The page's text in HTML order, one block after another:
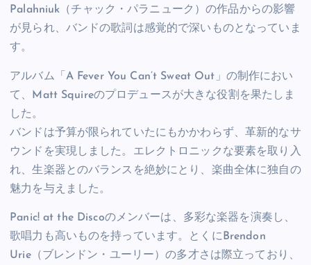
Palahniuk（チャック・パラニューク）の作品からの影響
が見られ、バンドの歌詞は感覚的で深いものとなっていま
す。
アルバム「A Fever You Can’t Sweat Out」の制作におい
て、Matt Squireのプロデュースが大きな役割を果たしま
した。
バンドは予算が限られていたにもかかわらず、革新的なサ
ウンドを実現しました。エレクトロニックな要素を取り入
れ、生楽器とのバランスを絶妙にとり、楽曲全体に独自の
魅力を与えました。
Panic! at the Discoのメンバーは、多彩な楽器を演奏し、
歌唱力も高いものを持っています。とくにBrendon
Urie（ブレンドン・ユーリー）の多才さは際立っており、